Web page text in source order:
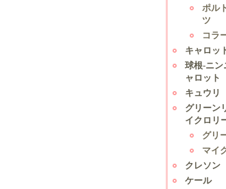
ポル
ツ
コラ
キャロッ
球根-ニン
ャロット
キュウリ
グリーン
イクロリ
グリ
マイ
クレソン
ケール